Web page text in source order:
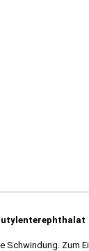
Schwindung. Zum